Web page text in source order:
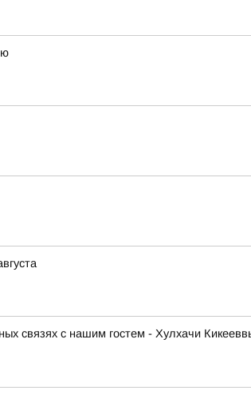
связях с нашим гостем - Хулхачи